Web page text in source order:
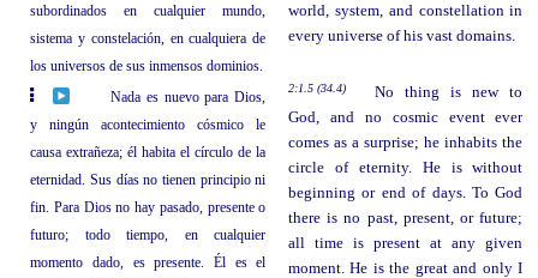
subordinados en cualquier mundo,
sistema y constelación, en cualquiera de
los universos de sus inmensos dominios.
world, system, and constellation in
every universe of his vast domains.
Nada es nuevo para Dios,
y ningún acontecimiento cósmico le
causa extrañeza; él habita el círculo de la
eternidad. Sus días no tienen principio ni
fin. Para Dios no hay pasado, presente o
futuro; todo tiempo, en cualquier
momento dado, es presente. Él es el
2:1.5 (34.4)
No thing is new to
God, and no cosmic event ever
comes as a surprise; he inhabits the
circle of eternity. He is without
beginning or end of days. To God
there is no past, present, or future;
all time is present at any given
moment. He is the great and only I